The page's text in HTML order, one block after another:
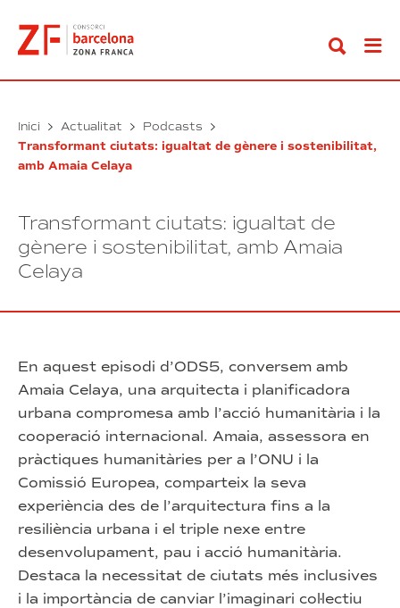
contingut
Inici Actualitat Podcasts
Transformant ciutats: igualtat de gènere i sostenibilitat,
amb Amaia Celaya
Transformant ciutats: igualtat de
gènere i sostenibilitat, amb Amaia
Celaya
En aquest episodi d’ODS5, conversem amb
Amaia Celaya, una arquitecta i planificadora
urbana compromesa amb l’acció humanitària i la
cooperació internacional. Amaia, assessora en
pràctiques humanitàries per a l’ONU i la
Comissió Europea, comparteix la seva
experiència des de l’arquitectura fins a la
resiliència urbana i el triple nexe entre
desenvolupament, pau i acció humanitària.
Destaca la necessitat de ciutats més inclusives
i la importància de canviar l’imaginari col·lectiu